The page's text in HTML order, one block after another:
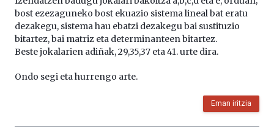
bost ezezaguneko bost ekuazio sistema lineal bat eratu
dezakegu, sistema hau ebatzi dezakegu bai sustituzio
bitartez, bai matriz eta determinanteen bitartez.
Beste jokalarien adiñak, 29,35,37 eta 41. urte dira.
Ondo segi eta hurrengo arte.
Eman iritzia